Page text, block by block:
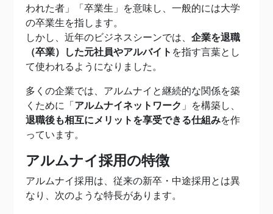
われた者」「卒業生」を意味し、一般的には大学
の卒業生を指します。
しかし、近年のビジネスシーンでは、 企業を退職
（卒業）した元社員やアルバイト を指す言葉とし
て使われるようになりました。
多くの企業では、アルムナイと継続的な関係を築
くために「 アルムナイネットワーク 」を構築し、
退職後も相互にメリットを享受できる仕組みを作
っています。
アルムナイ採用の特徴
アルムナイ採用は、従来の新卒・中途採用とは異
なり、次のような特長があります。